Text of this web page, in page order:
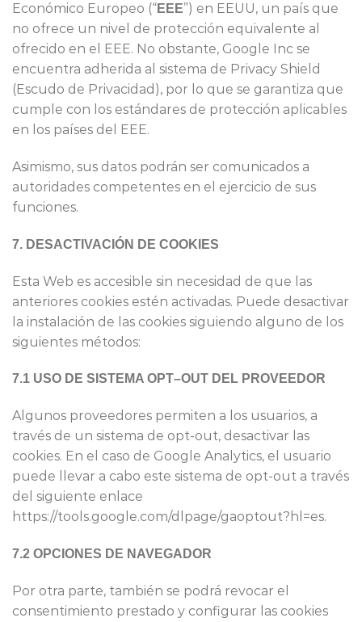
Económico Europeo (“​EEE​”) en EEUU, un país que
no ofrece un nivel de protección equivalente al
ofrecido en el EEE. No obstante, Google Inc se
encuentra adherida al sistema de Privacy Shield
(Escudo de Privacidad), por lo que se garantiza que
cumple con los estándares de protección aplicables
en los países del EEE.
Asimismo, sus datos podrán ser comunicados a
autoridades competentes en el ejercicio de sus
funciones.
7. DESACTIVACIÓN DE COOKIES
Esta Web es accesible sin necesi​dad de que las
anter​iores cookies estén activadas. Puede desactivar
la instalación de las cookies siguiendo alguno de los
siguientes métodos:
7.1 USO DE SISTEMA OPT–OUT DEL P ROVEEDOR
Algunos proveed​ores permiten a los usuarios, a
través de un sis​tema de opt-out, desactivar las
cookies. En el caso de Google Analytics, el usuario
puede llevar a cabo este sistema de opt-out a través
del siguiente enlace ​
https://tools.google.com/dlpage/gaoptout?hl=es​.
7.2 OPCIONES DE NAVEGADOR
Por otra parte, también se podrá revocar el
consentimiento prestado y configurar las cookies